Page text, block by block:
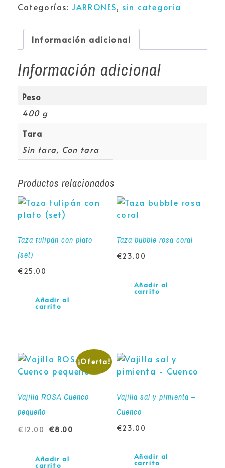
Categorías:JARRONES, sin categoria
Información adicional
Información adicional
Peso
400 g
Tara
Sin tara, Con tara
Productos relacionados
Taza tulipán con plato
(set)
€25.00
Añadir al
carrito
Taza bubble rosa coral
€23.00
Añadir al
carrito
¡Oferta!
Vajilla ROSA Cuenco
pequeño
€12.00 €8.00
Añadir al
carrito
Vajilla sal y pimienta –
Cuenco
€23.00
Añadir al
carrito